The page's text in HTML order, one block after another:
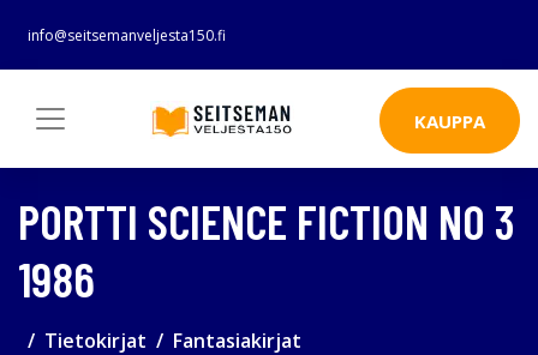
info@seitsemanveljesta150.fi
KAUPPA
PORTTI SCIENCE FICTION NO 3
1986
Tietokirjat Fantasiakirjat